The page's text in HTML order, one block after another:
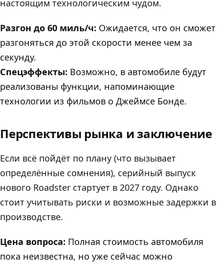
настоящим технологическим чудом.
Разгон до 60 миль/ч: Ожидается, что он сможет
разгоняться до этой скорости менее чем за
секунду.
Спецэффекты: Возможно, в автомобиле будут
реализованы функции, напоминающие
технологии из фильмов о Джеймсе Бонде.
Перспективы рынка и заключение
Если всё пойдёт по плану (что вызывает
определённые сомнения), серийный выпуск
нового Roadster стартует в 2027 году. Однако
стоит учитывать риски и возможные задержки в
производстве.
Цена вопроса: Полная стоимость автомобиля
пока неизвестна, но уже сейчас можно